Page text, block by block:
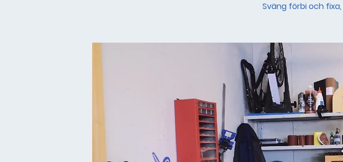
Sväng förbi och